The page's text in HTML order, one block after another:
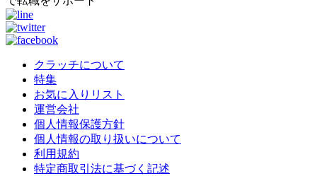
クラッチについて
特集
お気に入りリスト
運営会社
個人情報保護方針
個人情報の取り扱いについて
利用規約
特定商取引法に基づく記述